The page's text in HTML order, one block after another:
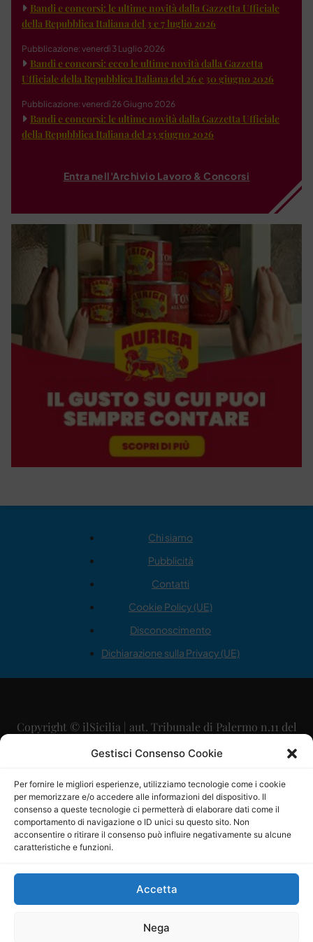
Gestisci Consenso Cookie
Per fornire le migliori esperienze, utilizziamo tecnologie come i cookie
per memorizzare e/o accedere alle informazioni del dispositivo. Il
consenso a queste tecnologie ci permetterà di elaborare dati come il
comportamento di navigazione o ID unici su questo sito. Non
acconsentire o ritirare il consenso può influire negativamente su alcune
caratteristiche e funzioni.
Accetta
Nega
Bandi e concorsi: le ultime novità dalla Gazzetta Ufficiale
della Repubblica Italiana del 3 e 7 luglio 2026
Pubblicazione: venerdì 3 Luglio 2026
Bandi e concorsi: ecco le ultime novità dalla Gazzetta
Ufficiale della Repubblica Italiana del 26 e 30 giugno 2026
Pubblicazione: venerdì 26 Giugno 2026
Bandi e concorsi: le ultime novità dalla Gazzetta Ufficiale
della Repubblica Italiana del 23 giugno 2026
Entra nell'Archivio Lavoro & Concorsi
Chi siamo
Pubblicità
Contatti
Cookie Policy (UE)
Disconoscimento
Dichiarazione sulla Privacy (UE)
Copyright © ilSicilia | aut. Tribunale di Palermo n.11 del
29/09/2015
Direttore Editoriale: Maurizio Scaglione
Direttore Responsabile: Maria Calabrese
P.IVA: 06334930820
Mercurio Comunicazione Società Cooperativa a r.l. è
iscritta al Registro degli Operatori di Comunicazione al